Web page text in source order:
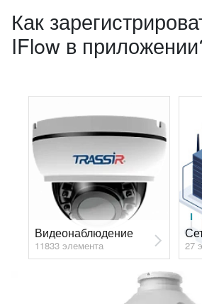
Как
IFlow в
Видеонаблюдение
11833 элемента 27